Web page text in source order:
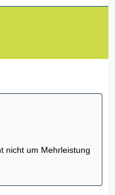
nicht um Mehrleistung